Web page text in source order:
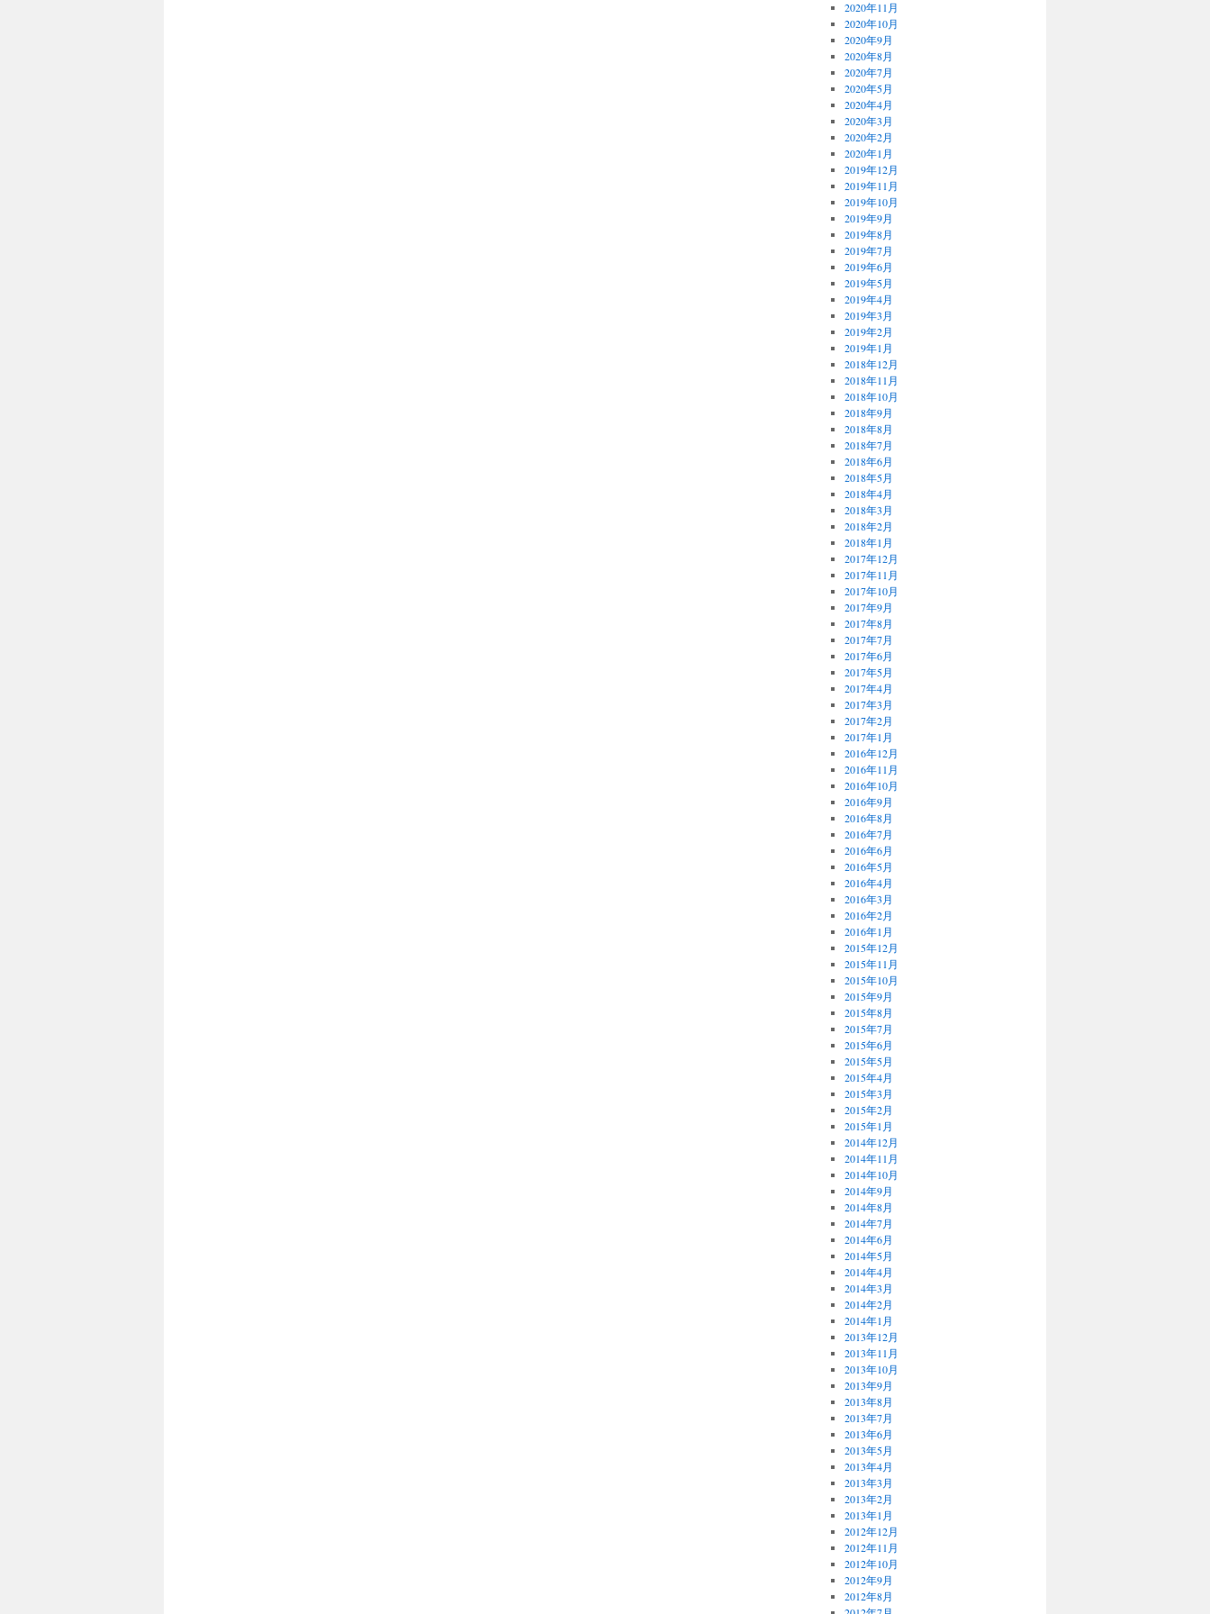
2020年11月
2020年10月
2020年9月
2020年8月
2020年7月
2020年5月
2020年4月
2020年3月
2020年2月
2020年1月
2019年12月
2019年11月
2019年10月
2019年9月
2019年8月
2019年7月
2019年6月
2019年5月
2019年4月
2019年3月
2019年2月
2019年1月
2018年12月
2018年11月
2018年10月
2018年9月
2018年8月
2018年7月
2018年6月
2018年5月
2018年4月
2018年3月
2018年2月
2018年1月
2017年12月
2017年11月
2017年10月
2017年9月
2017年8月
2017年7月
2017年6月
2017年5月
2017年4月
2017年3月
2017年2月
2017年1月
2016年12月
2016年11月
2016年10月
2016年9月
2016年8月
2016年7月
2016年6月
2016年5月
2016年4月
2016年3月
2016年2月
2016年1月
2015年12月
2015年11月
2015年10月
2015年9月
2015年8月
2015年7月
2015年6月
2015年5月
2015年4月
2015年3月
2015年2月
2015年1月
2014年12月
2014年11月
2014年10月
2014年9月
2014年8月
2014年7月
2014年6月
2014年5月
2014年4月
2014年3月
2014年2月
2014年1月
2013年12月
2013年11月
2013年10月
2013年9月
2013年8月
2013年7月
2013年6月
2013年5月
2013年4月
2013年3月
2013年2月
2013年1月
2012年12月
2012年11月
2012年10月
2012年9月
2012年8月